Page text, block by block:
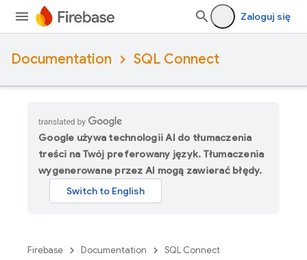
Zaloguj się
Documentation SQL Connect
Google używa technologii AI do tłumaczenia
treści na Twój preferowany język. Tłumaczenia
wygenerowane przez AI mogą zawierać błędy.
Firebase Documentation
SQL Connect